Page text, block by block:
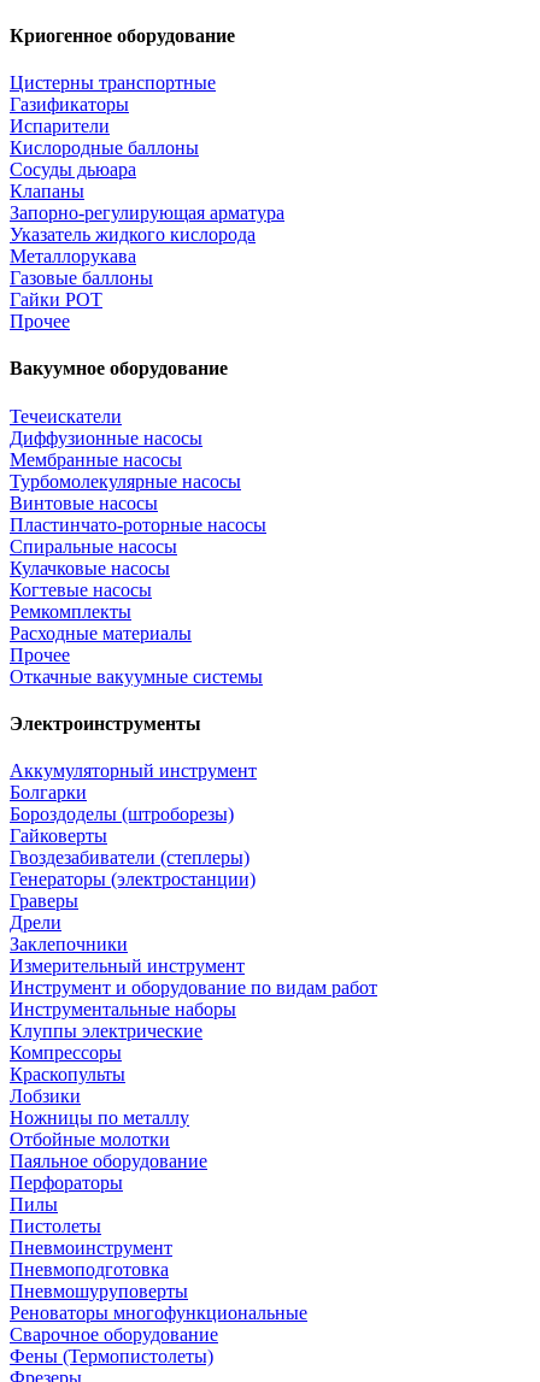
Криогенное оборудование
Цистерны транспортные
Газификаторы
Испарители
Кислородные баллоны
Сосуды дьюара
Клапаны
Запорно-регулирующая арматура
Указатель жидкого кислорода
Металлорукава
Газовые баллоны
Гайки РОТ
Прочее
Вакуумное оборудование
Течеискатели
Диффузионные насосы
Мембранные насосы
Турбомолекулярные насосы
Винтовые насосы
Пластинчато-роторные насосы
Спиральные насосы
Кулачковые насосы
Когтевые насосы
Ремкомплекты
Расходные материалы
Прочее
Откачные вакуумные системы
Электроинструменты
Аккумуляторный инструмент
Болгарки
Бороздоделы (штроборезы)
Гайковерты
Гвоздезабиватели (степлеры)
Генераторы (электростанции)
Граверы
Дрели
Заклепочники
Измерительный инструмент
Инструмент и оборудование по видам работ
Инструментальные наборы
Клуппы электрические
Компрессоры
Краскопульты
Лобзики
Ножницы по металлу
Отбойные молотки
Паяльное оборудование
Перфораторы
Пилы
Пистолеты
Пневмоинструмент
Пневмоподготовка
Пневмошуруповерты
Реноваторы многофункциональные
Сварочное оборудование
Фены (Термопистолеты)